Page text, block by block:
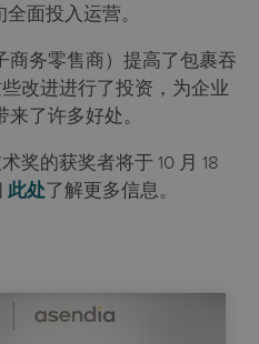
面投入运营。
商务零售商）提高了包裹吞
改进进行了投资，为企业
了许多好处。
奖的获奖者将于 10 月 18
此处了解更多信息。